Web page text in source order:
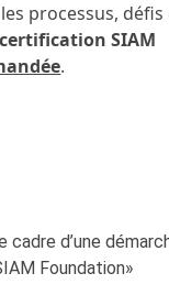
processus,
certification SIAM
.
d’une
Foundation»